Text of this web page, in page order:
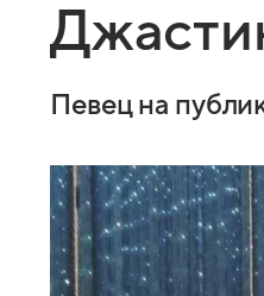
Певец на